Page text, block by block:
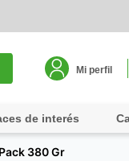
Mi perfil
de interés
380 Gr